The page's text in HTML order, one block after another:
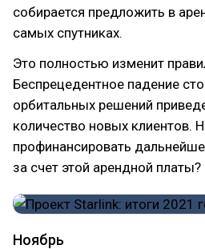
собирается предложить в
самых спутниках.
Это полностью изменит
Беспрецедентное падение
орбитальных решений
количество новых клиентов.
профинансировать
за счет этой арендной платы?
Ноябрь